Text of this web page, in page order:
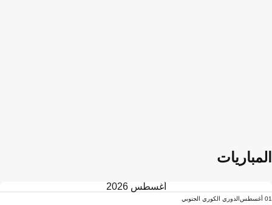
المباريات
أغسطس 2026
01 أغسطس الدوري الكوري الجنوبي